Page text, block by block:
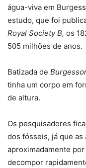
água-viva em
estudo, que foi
Royal Society B, os
505 milhões de anos.
Batizada de
tinha um corpo em
de altura.
Os pesquisadores
dos fósseis, já que as
aproximadamente
decompor